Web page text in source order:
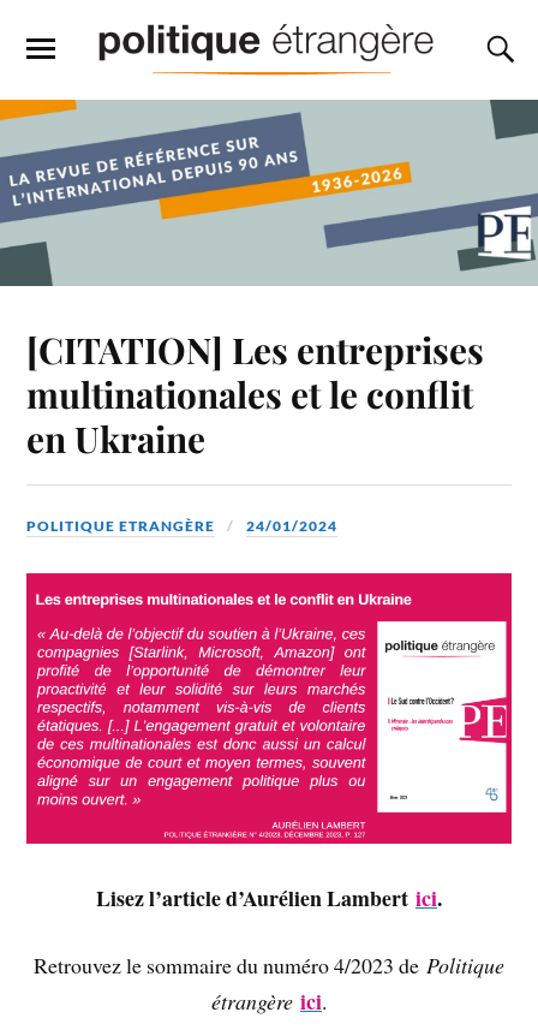
[CITATION] Les entreprises
multinationales et le conflit
en Ukraine
POLITIQUE ETRANGÈRE 24/01/2024
Lisez l’article d’Aurélien Lambert ici.
Retrouvez le sommaire du numéro 4/2023 de Politique
étrangère ici.